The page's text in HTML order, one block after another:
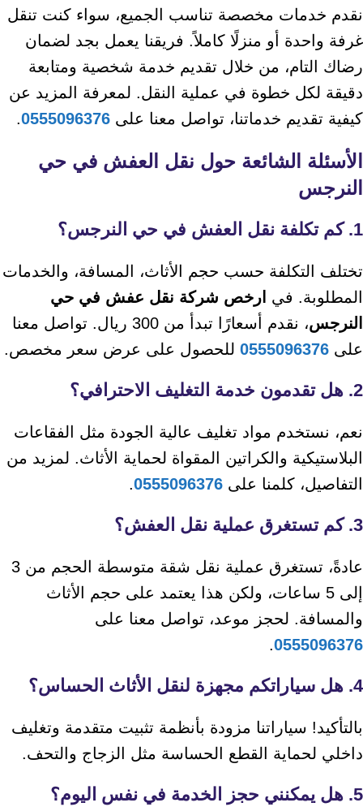
نقدم خدمات مخصصة تناسب الجميع، سواء كنت تنقل
غرفة واحدة أو منزلًا كاملاً. فريقنا يعمل بجد لضمان
رضاك التام، من خلال تقديم خدمة شخصية ومتابعة
دقيقة لكل خطوة في عملية النقل. لمعرفة المزيد عن
كيفية تقديم خدماتنا، تواصل معنا على 0555096376
.
الأسئلة الشائعة حول نقل العفش في حي
النرجس
1. كم تكلفة نقل العفش في حي النرجس؟
تختلف التكلفة حسب حجم الأثاث، المسافة، والخدمات
المطلوبة. في ارخص شركة نقل عفش في حي
النرجس
، نقدم أسعارًا تبدأ من 300 ريال. تواصل معنا
على 0555096376 للحصول على عرض سعر مخصص.
2. هل تقدمون خدمة التغليف الاحترافي؟
نعم، نستخدم مواد تغليف عالية الجودة مثل الفقاعات
البلاستيكية والكراتين المقواة لحماية الأثاث. لمزيد من
التفاصيل، كلمنا على 0555096376
.
3. كم تستغرق عملية نقل العفش؟
عادةً، تستغرق عملية نقل شقة متوسطة الحجم من 3
إلى 5 ساعات، ولكن هذا يعتمد على حجم الأثاث
والمسافة. لحجز موعد، تواصل معنا على
0555096376
.
4. هل سياراتكم مجهزة لنقل الأثاث الحساس؟
بالتأكيد! سياراتنا مزودة بأنظمة تثبيت متقدمة وتغليف
داخلي لحماية القطع الحساسة مثل الزجاج والتحف.
5. هل يمكنني حجز الخدمة في نفس اليوم؟